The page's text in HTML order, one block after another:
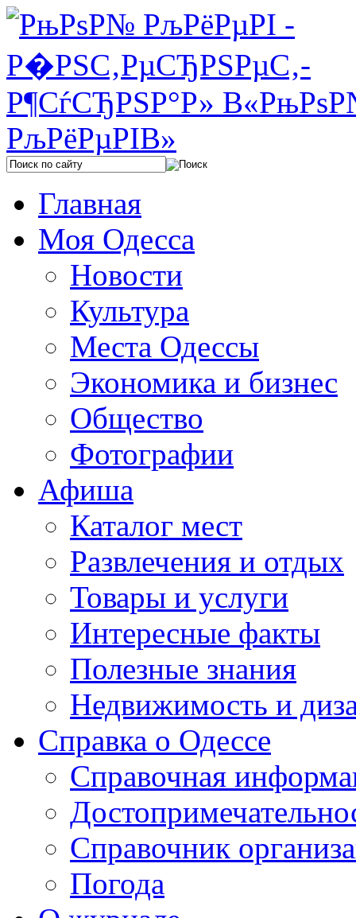
Главная
Моя Одесса
Новости
Культура
Места Одессы
Экономика и бизнес
Общество
Фотографии
Афиша
Каталог мест
Развлечения и отдых
Товары и услуги
Интересные факты
Полезные знания
Недвижимость и
Справка о Одессе
Справочная
Справочник
Погода